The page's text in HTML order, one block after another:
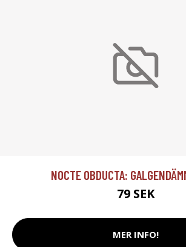
NOCTE OBDUCTA:
79 SEK
MER INFO!